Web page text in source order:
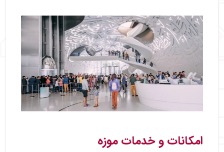
امکانات و خدمات موزه